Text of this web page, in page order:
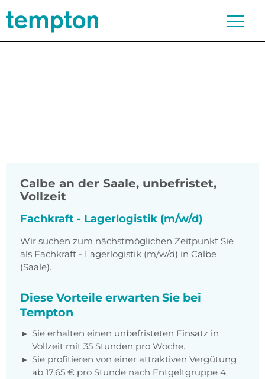
Calbe an der Saale, unbefristet,
Vollzeit
Fachkraft - Lagerlogistik (m/w/d)
Wir suchen zum nächstmöglichen Zeitpunkt Sie
als Fachkraft - Lagerlogistik (m/w/d) in Calbe
(Saale).
Diese Vorteile erwarten Sie bei
Tempton
Sie erhalten einen unbefristeten Einsatz in
Vollzeit mit 35 Stunden pro Woche.
Sie profitieren von einer attraktiven Vergütung
ab 17,65 € pro Stunde nach Entgeltgruppe 4.